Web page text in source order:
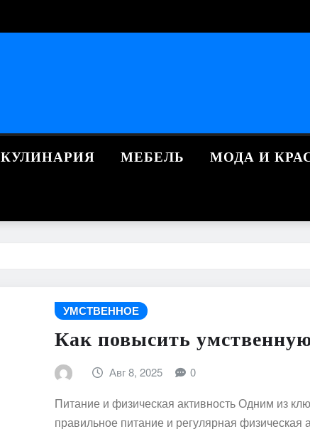
КУЛИНАРИЯ МЕБЕЛЬ МОДА И
УМСТВЕННОЕ
Как повысить
Авг 8, 2025 0
Питание и физическая активность Одним из
правильное питание и регулярная